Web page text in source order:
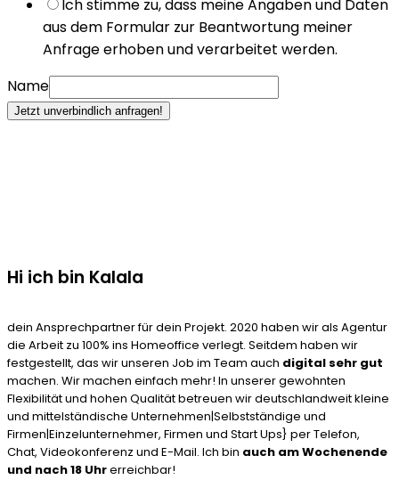
Ich stimme zu, dass meine Angaben und Daten
aus dem Formular zur Beantwortung meiner
Anfrage erhoben und verarbeitet werden.
Name
Jetzt unverbindlich anfragen!
Hi ich bin Kalala
dein Ansprechpartner für dein Projekt. 2020 haben wir als Agentur
die Arbeit zu 100% ins Homeoffice verlegt. Seitdem haben wir
festgestellt, das wir unseren Job im Team auch digital sehr gut
machen. Wir machen einfach mehr! In unserer gewohnten
Flexibilität und hohen Qualität betreuen wir deutschlandweit kleine
und mittelständische Unternehmen|Selbstständige und
Firmen|Einzelunternehmer, Firmen und Start Ups} per Telefon,
Chat, Videokonferenz und E-Mail. Ich bin auch am Wochenende
und nach 18 Uhrerreichbar!